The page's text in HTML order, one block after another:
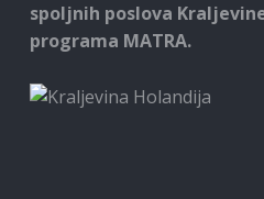
spoljnih poslova
programa MATRA.